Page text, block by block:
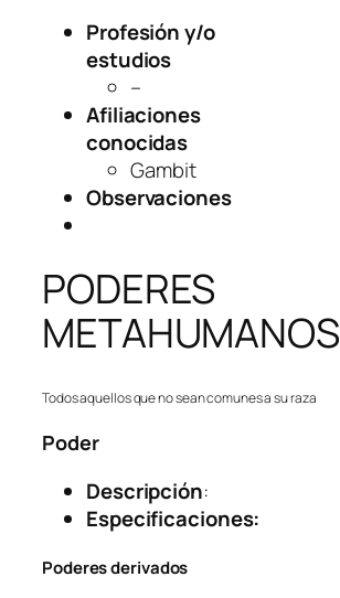
Profesión y/o
estudios
–
Afiliaciones
conocidas
Gambit
Observaciones
PODERES
METAHUMANOS
Todos aquellos que no sean comunes a su raza
Poder
Descripción:
Especificaciones:
Poderes derivados